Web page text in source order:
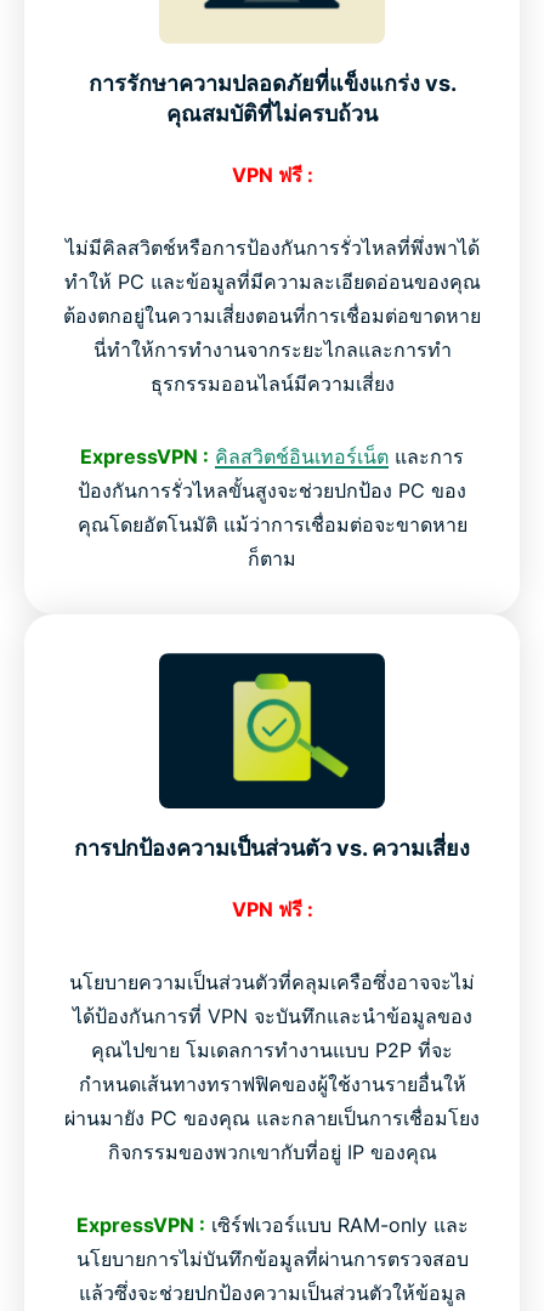
การรักษาความปลอดภัยที่แข็งแกร่ง vs.
คุณสมบัติที่ไม่ครบถ้วน
VPN ฟรี :
ไม่มีคิลสวิตช์หรือการป้องกันการรั่วไหลที่พึ่งพาได้
ทำให้ PC และข้อมูลที่มีความละเอียดอ่อนของคุณ
ต้องตกอยู่ในความเสี่ยงตอนที่การเชื่อมต่อขาดหาย
นี่ทำให้การทำงานจากระยะไกลและการทำ
ธุรกรรมออนไลน์มีความเสี่ยง
ExpressVPN : คิลสวิตช์อินเทอร์เน็ต และการ
ป้องกันการรั่วไหลขั้นสูงจะช่วยปกป้อง PC ของ
คุณโดยอัตโนมัติ แม้ว่าการเชื่อมต่อจะขาดหาย
ก็ตาม
การปกป้องความเป็นส่วนตัว vs. ความเสี่ยง
VPN ฟรี :
นโยบายความเป็นส่วนตัวที่คลุมเครือซึ่งอาจจะไม่
ได้ป้องกันการที่ VPN จะบันทึกและนำข้อมูลของ
คุณไปขาย โมเดลการทำงานแบบ P2P ที่จะ
กำหนดเส้นทางทราฟฟิคของผู้ใช้งานรายอื่นให้
ผ่านมายัง PC ของคุณ และกลายเป็นการเชื่อมโยง
กิจกรรมของพวกเขากับที่อยู่ IP ของคุณ
ExpressVPN : เซิร์ฟเวอร์แบบ RAM-only และ
นโยบายการไม่บันทึกข้อมูลที่ผ่านการตรวจสอบ
แล้วซึ่งจะช่วยปกป้องความเป็นส่วนตัวให้ข้อมูล